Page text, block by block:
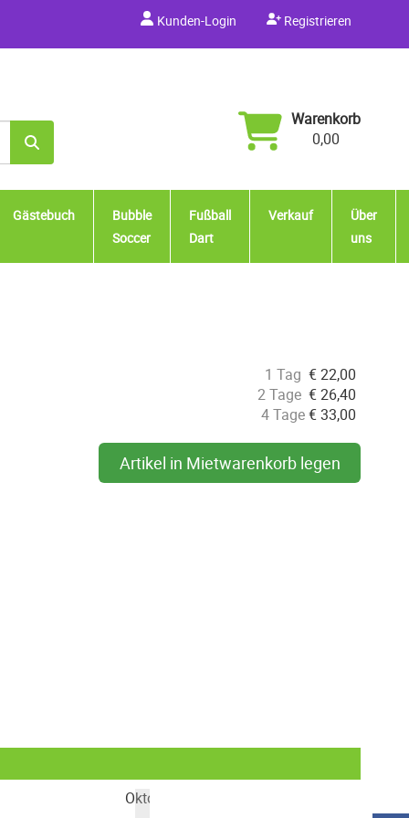
Kunden-Login Registrieren
Warenkorb
0,00
Gästebuch
Bubble
Soccer
Fußball
Dart
Verkauf
Über
uns
1 Tag €22,00
2 Tage €26,40
4 Tage€33,00
Artikel in Mietwarenkorb legen
Oktober 2026